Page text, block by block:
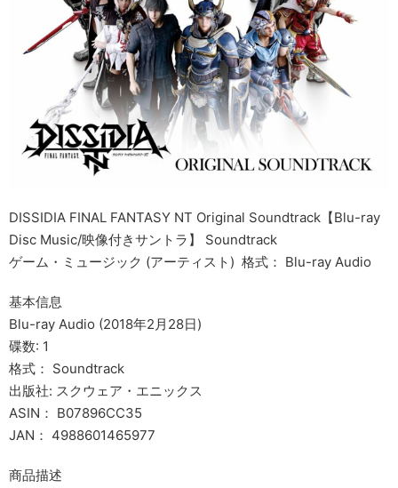
DISSIDIA FINAL FANTASY NT Original Soundtrack【Blu-ray
Disc Music/映像付きサントラ】 Soundtrack
ゲーム・ミュージック (アーティスト) 格式： Blu-ray Audio
基本信息
Blu-ray Audio (2018年2月28日)
碟数: 1
格式： Soundtrack
出版社: スクウェア・エニックス
ASIN： B07896CC35
JAN： 4988601465977
商品描述